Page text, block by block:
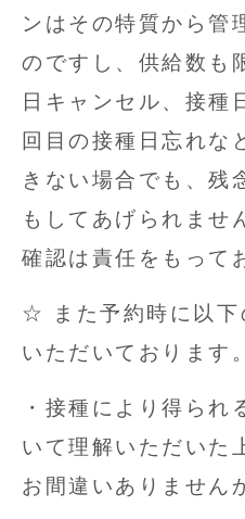
ンはその特質から管
のですし、供給数も
日キャンセル、接種
回目の接種日忘れな
きない場合でも、残
もしてあげられませ
確認は責任をもって
☆ また予約時に以下
いただいております
・接種により得られ
いて理解いただいた
お間違いありません